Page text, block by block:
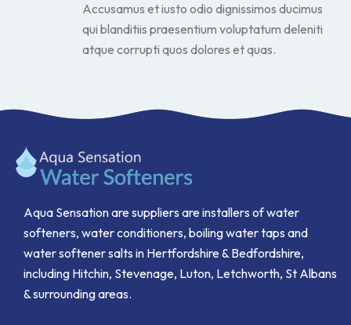
Accusamus et iusto odio dignissimos ducimus
qui blanditiis praesentium voluptatum deleniti
atque corrupti quos dolores et quas.
Aqua Sensation are suppliers are installers of water
softeners, water conditioners, boiling water taps and
water softener salts in Hertfordshire & Bedfordshire,
including Hitchin, Stevenage, Luton, Letchworth, St Albans
& surrounding areas.